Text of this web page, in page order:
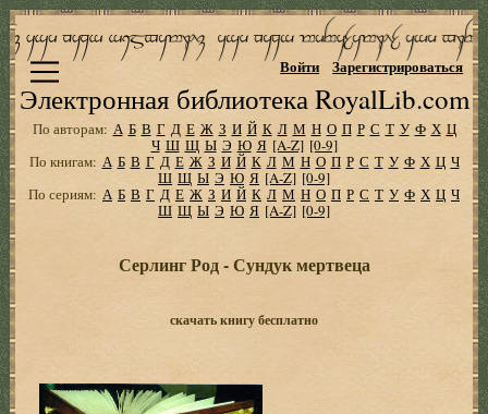
Электронная библиотека RoyalLib.com
Войти Зарегистрироваться
По авторам: А Б В Г Д Е Ж З И Й К Л М Н О П Р С Т У Ф Х Ц
Ч Ш Щ Ы Э Ю Я [A-Z] [0-9]
По книгам: А Б В Г Д Е Ж З И Й К Л М Н О П Р С Т У Ф Х Ц Ч
Ш Щ Ы Э Ю Я [A-Z] [0-9]
По сериям: А Б В Г Д Е Ж З И Й К Л М Н О П Р С Т У Ф Х Ц Ч
Ш Щ Ы Э Ю Я [A-Z] [0-9]
Серлинг Род - Сундук мертвеца
скачать книгу бесплатно